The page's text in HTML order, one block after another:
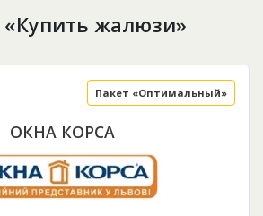
«Купить жалюзи»
ОКНА КОРСА
Пакет «Оптимальный»